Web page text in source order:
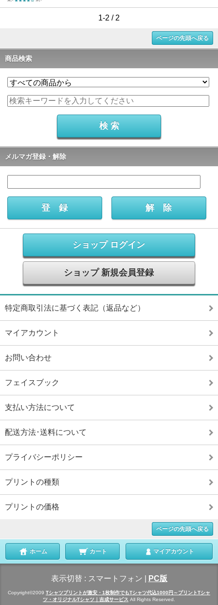
1-2 / 2
ページの先頭へ戻る
商品検索
メルマガ登録・解除
ショップ ログイン
ショップ 新規会員登録
特定商取引法に基づく表記（返品など）
マイアカウント
お問い合わせ
フェイスブック
支払い方法について
配送方法･送料について
プライバシーポリシー
プリントの種類
プリントの価格
ページの先頭へ戻る
ホーム カート マイアカウント
表示切替 : スマートフォン PC版
Copyright©2009 Tシャツプリントが激安・1枚制作でもTシャツ代込1000円～プリントTシャ
ツ・オリジナルTシャツ｜吉成サービス All Rights Reserved.